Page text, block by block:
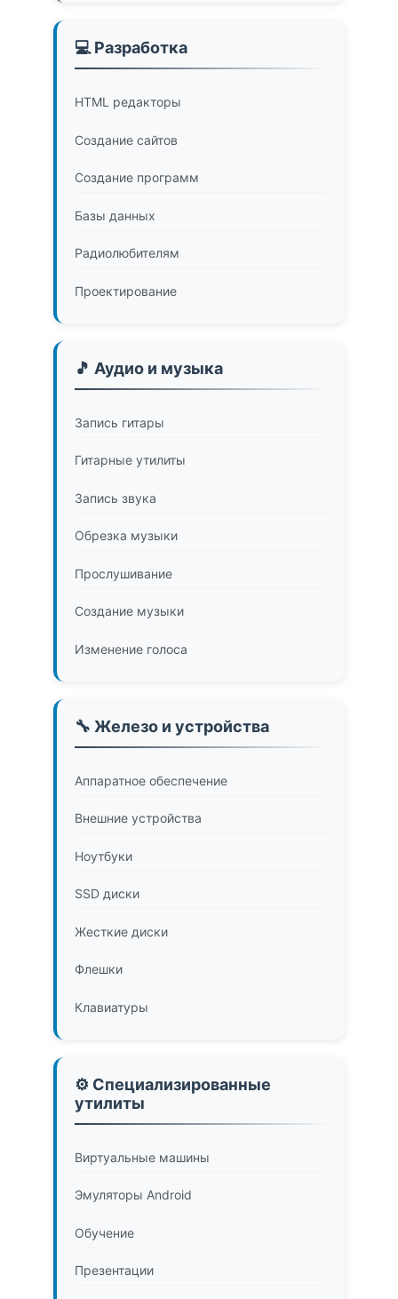
💻 Разработка
HTML редакторы
Создание сайтов
Создание программ
Базы данных
Радиолюбителям
Проектирование
🎵 Аудио и музыка
Запись гитары
Гитарные утилиты
Запись звука
Обрезка музыки
Прослушивание
Создание музыки
Изменение голоса
🔧 Железо и устройства
Аппаратное обеспечение
Внешние устройства
Ноутбуки
SSD диски
Жесткие диски
Флешки
Клавиатуры
⚙️ Специализированные
утилиты
Виртуальные машины
Эмуляторы Android
Обучение
Презентации